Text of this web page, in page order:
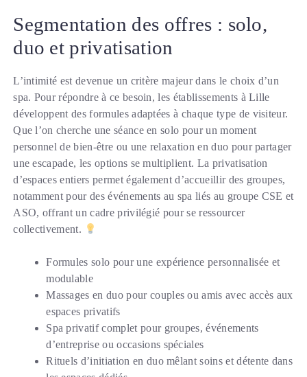
Segmentation des offres : solo,
duo et privatisation
L’intimité est devenue un critère majeur dans le choix d’un
spa. Pour répondre à ce besoin, les établissements à Lille
développent des formules adaptées à chaque type de visiteur.
Que l’on cherche une séance en solo pour un moment
personnel de bien-être ou une relaxation en duo pour partager
une escapade, les options se multiplient. La privatisation
d’espaces entiers permet également d’accueillir des groupes,
notamment pour des événements au spa liés au groupe CSE et
ASO, offrant un cadre privilégié pour se ressourcer
collectivement.
Formules solo pour une expérience personnalisée et
modulable
Massages en duo pour couples ou amis avec accès aux
espaces privatifs
Spa privatif complet pour groupes, événements
d’entreprise ou occasions spéciales
Rituels d’initiation en duo mêlant soins et détente dans